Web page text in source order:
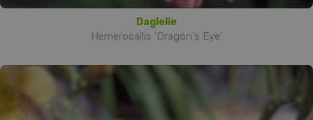
Daglelie
Hemerocallis 'Dragon's Eye'